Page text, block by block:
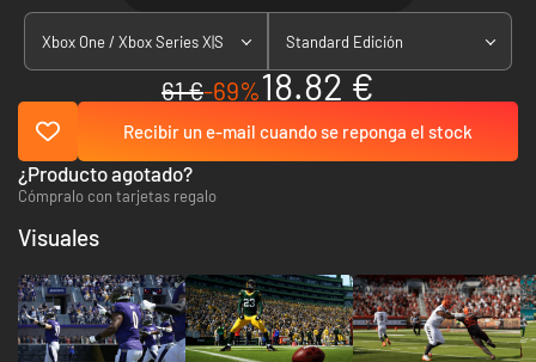
Xbox One / Xbox Series X|S Standard Edición
61 €-69%18.82 €
Recibir un e-mail cuando se reponga el stock
¿Producto agotado?
Cómpralo con tarjetas regalo
Visuales